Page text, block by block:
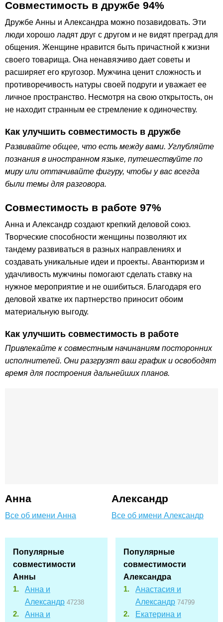
Совместимость в дружбе 94%
Дружбе Анны и Александра можно позавидовать. Эти
люди хорошо ладят друг с другом и не видят преград для
общения. Женщине нравится быть причастной к жизни
своего товарища. Она ненавязчиво дает советы и
расширяет его кругозор. Мужчина ценит сложность и
противоречивость натуры своей подруги и уважает ее
личное пространство. Несмотря на свою открытость, он
не находит странным ее стремление к одиночеству.
Как улучшить совместимость в дружбе
Развивайте общее, что есть между вами. Углубляйте
познания в иностранном языке, путешествуйте по
миру или оттачивайте фигуру, чтобы у вас всегда
были темы для разговора.
Совместимость в работе 97%
Анна и Александр создают крепкий деловой союз.
Творческие способности женщины позволяют их
тандему развиваться в разных направлениях и
создавать уникальные идеи и проекты. Авантюризм и
удачливость мужчины помогают сделать ставку на
нужное мероприятие и не ошибиться. Благодаря его
деловой хватке их партнерство приносит обоим
материальную выгоду.
Как улучшить совместимость в работе
Привлекайте к совместным начинаниям посторонних
исполнителей. Они разгрузят ваш график и освободят
время для построения дальнейших планов.
Анна
Все об имени Анна
Александр
Все об имени Александр
Популярные
совместимости
Анны
Анна и
Александр 47238
Анна и
Популярные
совместимости
Александра
Анастасия и
Александр 74799
Екатерина и